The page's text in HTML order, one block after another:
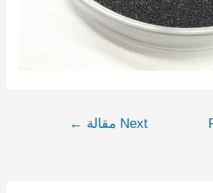
Next مقالة ←